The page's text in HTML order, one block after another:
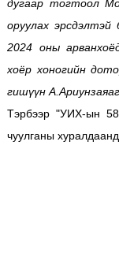
дугаар тогтоол
оруулах
2024 оны
хоёр хоногийн
гишүүн
Тэрбээр "УИХ-ын 58
чуулганы